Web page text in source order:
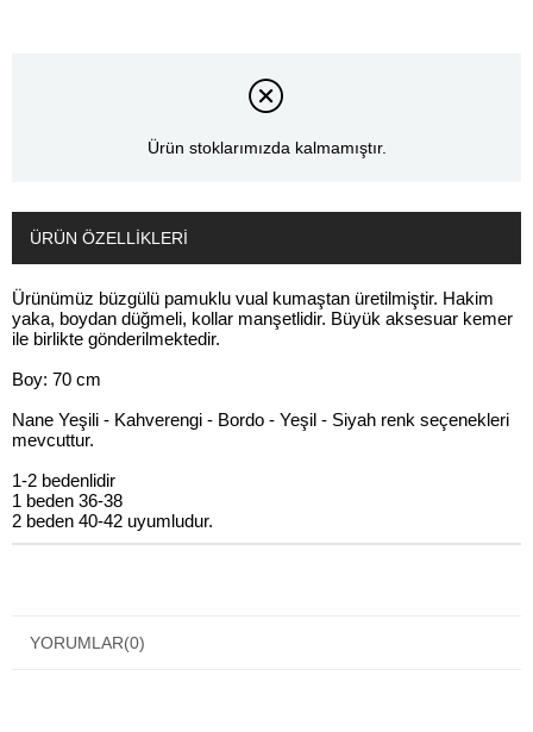
Ürün stoklarımızda kalmamıştır.
ÜRÜN ÖZELLIKLERI
Ürünümüz büzgülü pamuklu vual kumaştan üretilmiştir. Hakim
yaka, boydan düğmeli, kollar manşetlidir. Büyük aksesuar kemer
ile birlikte gönderilmektedir.
Boy: 70 cm
Nane Yeşili - Kahverengi - Bordo - Yeşil - Siyah renk seçenekleri
mevcuttur.
1-2 bedenlidir
1 beden 36-38
2 beden 40-42 uyumludur.
YORUMLAR(0)